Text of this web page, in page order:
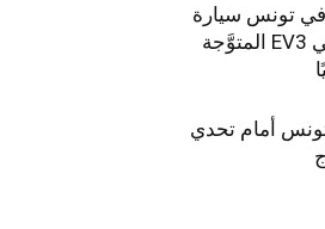
في تونس سيارة
الـدفع الرباعي الكهربائي EV3 المتوَّجة
أمام تحدي